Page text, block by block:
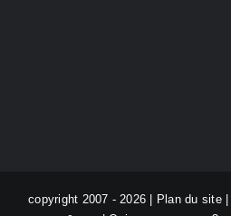
copyright 2007 - 2026 | Plan du site|